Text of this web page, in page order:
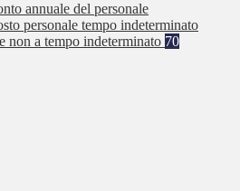
annuale del personale
personale tempo indeterminato
non a tempo indeterminato 70